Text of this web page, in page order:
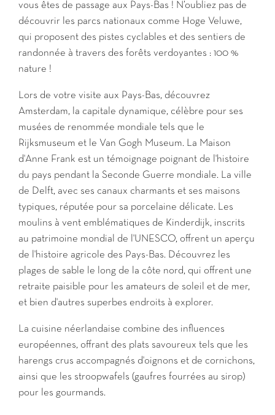
vous êtes de passage aux Pays-Bas ! N’oubliez pas de
découvrir les parcs nationaux comme Hoge Veluwe,
qui proposent des pistes cyclables et des sentiers de
randonnée à travers des forêts verdoyantes : 100 %
nature !
Lors de votre visite aux Pays-Bas, découvrez
Amsterdam, la capitale dynamique, célèbre pour ses
musées de renommée mondiale tels que le
Rijksmuseum et le Van Gogh Museum. La Maison
d'Anne Frank est un témoignage poignant de l'histoire
du pays pendant la Seconde Guerre mondiale. La ville
de Delft, avec ses canaux charmants et ses maisons
typiques, réputée pour sa porcelaine délicate. Les
moulins à vent emblématiques de Kinderdijk, inscrits
au patrimoine mondial de l'UNESCO, offrent un aperçu
de l'histoire agricole des Pays-Bas. Découvrez les
plages de sable le long de la côte nord, qui offrent une
retraite paisible pour les amateurs de soleil et de mer,
et bien d'autres superbes endroits à explorer.
La cuisine néerlandaise combine des influences
européennes, offrant des plats savoureux tels que les
harengs crus accompagnés d'oignons et de cornichons,
ainsi que les stroopwafels (gaufres fourrées au sirop)
pour les gourmands.